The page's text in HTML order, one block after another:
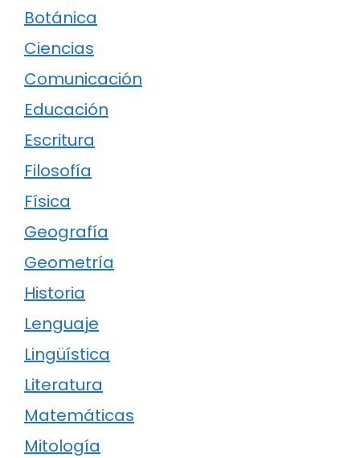
Botánica
Ciencias
Comunicación
Educación
Escritura
Filosofía
Física
Geografía
Geometría
Historia
Lenguaje
Lingüística
Literatura
Matemáticas
Mitología